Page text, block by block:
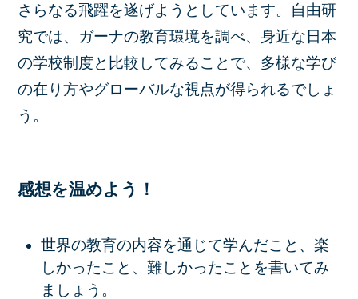
さらなる飛躍を遂げようとしています。自由研
究では、ガーナの教育環境を調べ、身近な日本
の学校制度と比較してみることで、多様な学び
の在り方やグローバルな視点が得られるでしょ
う。
感想を温めよう！
世界の教育の内容を通じて学んだこと、楽
しかったこと、難しかったことを書いてみ
ましょう。